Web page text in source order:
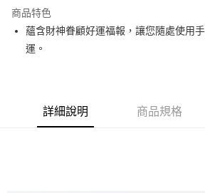
消。如遇「轉專審核」未通過狀況，表示未達大
法說明評估內容。
【繳款方式說明】
1.分期款項不併入電信帳單，「大哥付你分期」
【注意事項】
付款後萊爾富取貨(訂單門檻$4000以下)
每筆NT$120，滿NT$1,500(含以上)免運費
商品特色
蘊含財神眷顧好運福報，讓您隨處使用
運。
詳細說明 商品規格